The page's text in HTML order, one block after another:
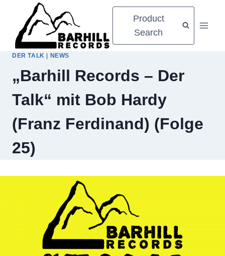
springen
Product
Search
DER TALK NEWS
„Barhill Records – Der
Talk“ mit Bob Hardy
(Franz Ferdinand) (Folge
25)